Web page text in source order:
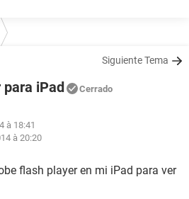
Siguiente Tema
para iPad Cerrado
à 18:41
à 20:20
flash player en mi iPad para ver